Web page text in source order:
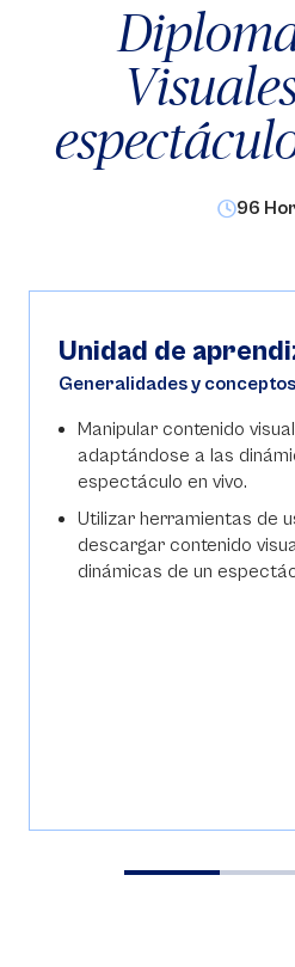
96
Unidad de
Generalidades y
Manipular contenido
adaptándose a las
espectáculo en vivo.
Utilizar herramientas de
descargar contenido
dinámicas de un